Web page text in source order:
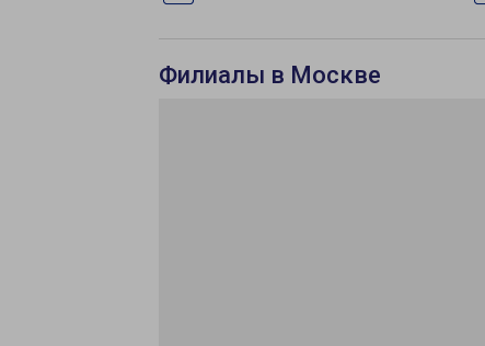
Филиалы в Москве